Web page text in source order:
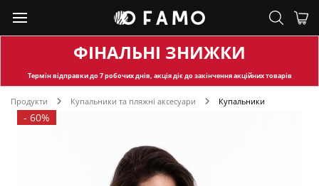
ФІНАЛЬНІ ЗНИЖКИ
Термін відправкидо 7 робочих днів, акція діє до закінчення акційних товарів
Продукти Купальники та пляжні аксесуари Купальники
- 60%